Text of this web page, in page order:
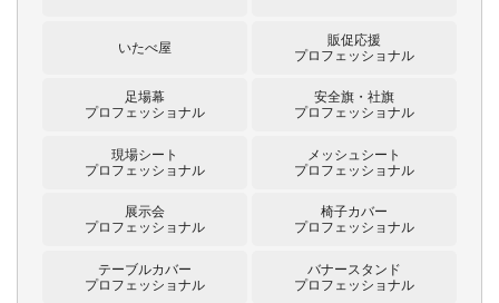
いたべ屋
販促応援
プロフェッショナル
足場幕
プロフェッショナル
安全旗・社旗
プロフェッショナル
現場シート
プロフェッショナル
メッシュシート
プロフェッショナル
展示会
プロフェッショナル
椅子カバー
プロフェッショナル
テーブルカバー
プロフェッショナル
バナースタンド
プロフェッショナル